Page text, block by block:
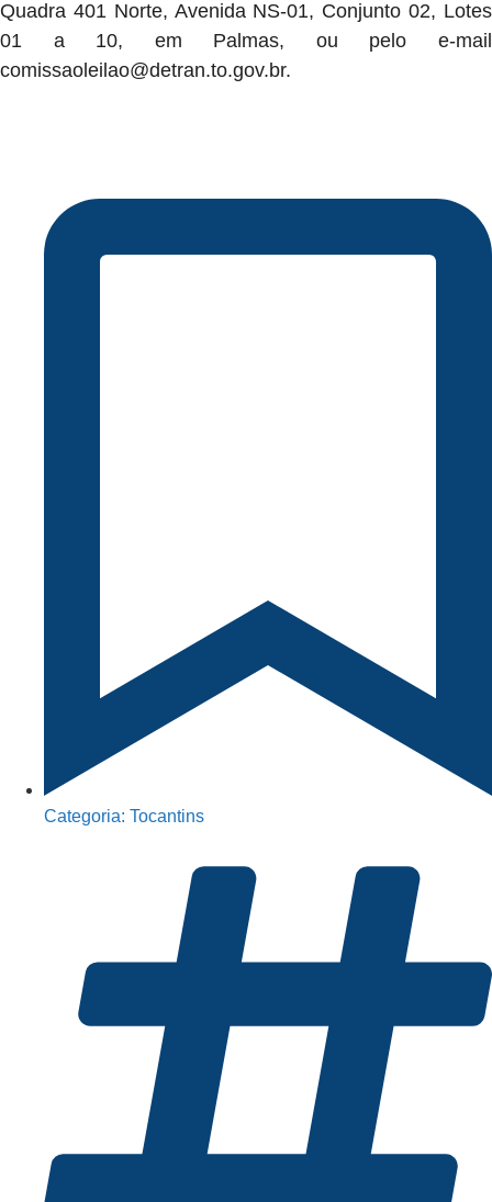
Quadra 401 Norte, Avenida NS-01, Conjunto 02, Lotes
01 a 10, em Palmas, ou pelo e-mail
comissaoleilao@detran.to.gov.br.
Categoria: Tocantins